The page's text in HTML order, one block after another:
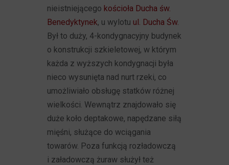
nieistniejącego kościoła Ducha św.
Benedyktynek, u wylotu ul. Ducha Św.
Był to duży, 4-kondygnacyjny budynek
o konstrukcji szkieletowej, w którym
każda z wyższych kondygnacji była
nieco wysunięta nad nurt rzeki, co
umożliwiało obsługę statków różnej
wielkości. Wewnątrz znajdowało się
duże koło deptakowe, napędzane siłą
mięśni, służące do wciągania
towarów. Poza funkcją rozładowczą
i załadowczą żuraw służył też